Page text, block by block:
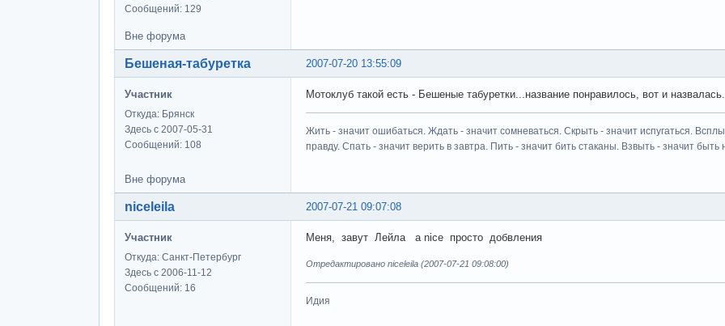
Сообщений: 129
Вне форума
2007-07-20 13:55:09
Бешеная-табуретка
Участник
Откуда: Брянск
Здесь с 2007-05-31
Сообщений: 108
Мотоклуб такой есть - Бешеные табуретки...название понравилось, вот и назвалась.
Жить - значит ошибаться. Ждать - значит сомневаться. Скрыть - значит испугаться.
правду. Спать - значит верить в завтра. Пить - значит бить стаканы. Взвыть - значит быть
Вне форума
2007-07-21 09:07:08
niceleila
Участник
Откуда: Санкт-Петербург
Здесь с 2006-11-12
Сообщений: 16
Меня, завут Лейла а nice просто добвления
Отредактировано niceleila (2007-07-21 09:08:00)
Идия